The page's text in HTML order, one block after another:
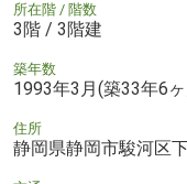
所在階 / 階数
3階 / 3階建
築年数
1993年3月(築33年6
住所
静岡県静岡市駿河区